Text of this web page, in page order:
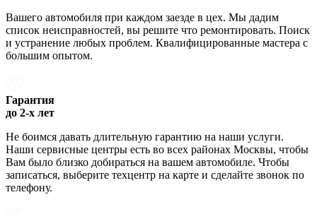
Вашего автомобиля при каждом заезде в цех. Мы дадим
список неисправностей, вы решите что ремонтировать. Поиск
и устранение любых проблем. Квалифицированные мастера с
большим опытом.
Гарантия
до 2-х лет
Не боимся давать длительную гарантию на наши услуги.
Наши сервисные центры есть во всех районах Москвы, чтобы
Вам было близко добираться на вашем автомобиле. Чтобы
записаться, выберите техцентр на карте и сделайте звонок по
телефону.